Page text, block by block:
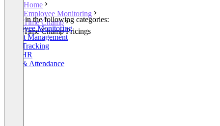
Home
Employee Monitoring
Time Champ
Time Champ Pricings
Listed in the following categories:
Employee Monitoring
Project Management
Time Tracking
Core HR
Time & Attendance